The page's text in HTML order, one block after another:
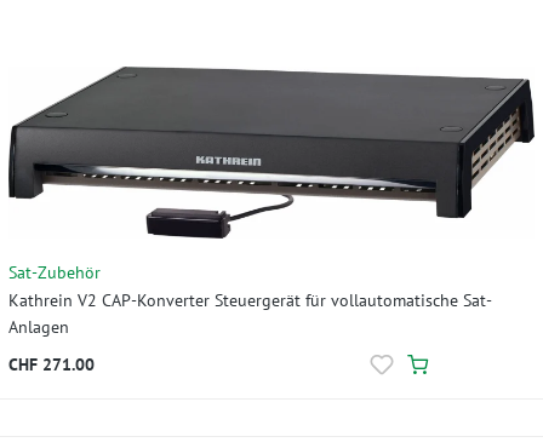
Sat-Zubehör
Kathrein V2 CAP-Konverter Steuergerät für vollautomatische Sat-
Anlagen
CHF 271.00